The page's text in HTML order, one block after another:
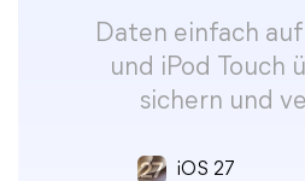
Daten einfach auf
und iPod Touch
sichern und
iOS 27